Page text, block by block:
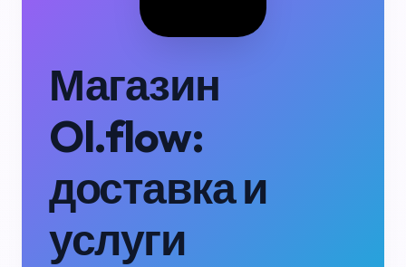
Магазин
Ol.flow:
доставка и
услуги